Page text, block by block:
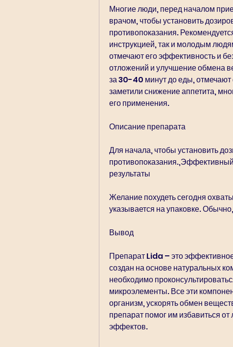
Многие люди, перед началом
врачом, чтобы установить
противопоказания.
инструкцией, так и молодым
отмечают его эффективность и
отложений и улучшение обмена
за 30-40 минут до еды, отмечают
заметили снижение аппетита,
его применения.
Описание препарата
Для начала, чтобы установить
результаты
Желание похудеть сегодня
указывается на упаковке.
Вывод
Препарат Lida – это
создан на основе натуральных
необходимо
микроэлементы. Все эти
организм, ускорять обмен
препарат помог им избавиться
эффектов.